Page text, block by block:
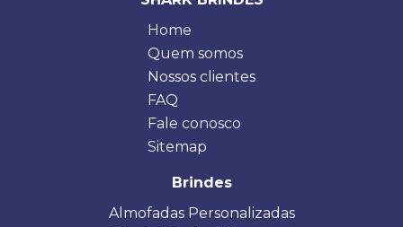
Home
Quem somos
Nossos clientes
FAQ
Fale conosco
Sitemap
Brindes
Almofadas Personalizadas